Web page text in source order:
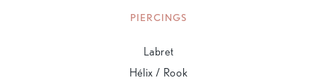
PIERCINGS
Labret
Hélix / Rook